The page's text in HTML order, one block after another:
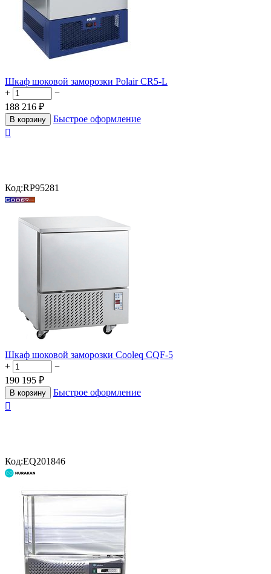
Шкаф шоковой заморозки Polair CR5-L
+
−
188 216 ₽
В корзину
Быстрое оформление

Код:RP95281
Шкаф шоковой заморозки Cooleq CQF-5
+
−
190 195 ₽
В корзину
Быстрое оформление

Код:EQ201846